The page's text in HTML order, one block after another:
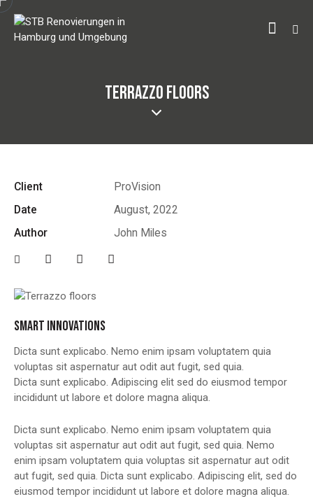
TERRAZZO FLOORS
Client
ProVision
Date
August, 2022
Author
John Miles
SMART INNOVATIONS
Dicta sunt explicabo. Nemo enim ipsam voluptatem quia
voluptas sit aspernatur aut odit aut fugit, sed quia.
Dicta sunt explicabo. Adipiscing elit sed do eiusmod tempor
incididunt ut labore et dolore magna aliqua.
Dicta sunt explicabo. Nemo enim ipsam voluptatem quia
voluptas sit aspernatur aut odit aut fugit, sed quia. Nemo
enim ipsam voluptatem quia voluptas sit aspernatur aut odit
aut fugit, sed quia. Dicta sunt explicabo. Adipiscing elit, sed do
eiusmod tempor incididunt ut labore et dolore magna aliqua.